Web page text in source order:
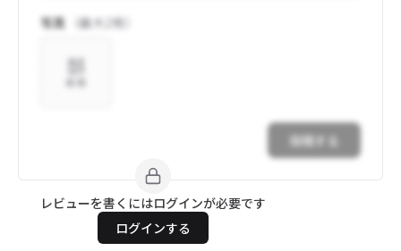
写真 （最大 枚）
投稿する
レビューを書くにはログインが必要です
ログインする